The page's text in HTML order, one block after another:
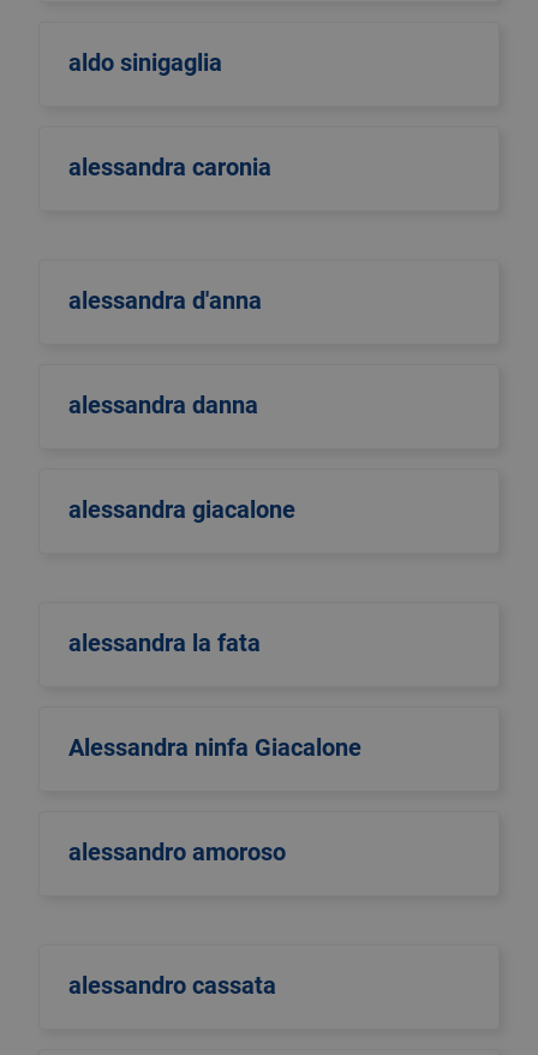
aldo sinigaglia
alessandra caronia
alessandra d'anna
alessandra danna
alessandra giacalone
alessandra la fata
Alessandra ninfa Giacalone
alessandro amoroso
alessandro cassata